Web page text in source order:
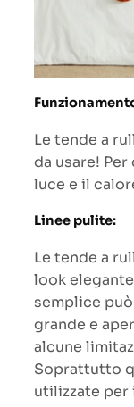
Le tende a
da usare!
luce e il
Linee pulite:
Le tende a
look
semplice
grande e
alcune
Soprattutto
utilizzate